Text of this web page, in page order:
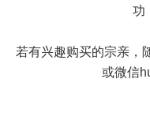
功
若有兴趣购买的宗亲，
或微信